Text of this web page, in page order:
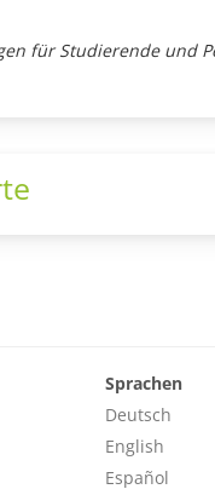
für Studierende und
Sprachen
Deutsch
English
Español